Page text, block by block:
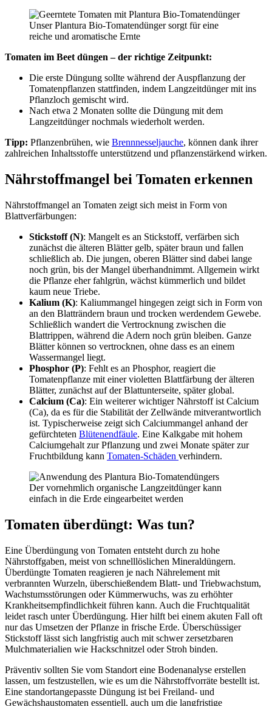
Unser Plantura Bio-Tomatendünger sorgt für eine
reiche und aromatische Ernte
Tomaten im Beet düngen – der richtige Zeitpunkt:
Die erste Düngung sollte während der Auspflanzung der
Tomatenpflanzen stattfinden, indem Langzeitdünger mit ins
Pflanzloch gemischt wird.
Nach etwa 2 Monaten sollte die Düngung mit dem
Langzeitdünger nochmals wiederholt werden.
Tipp: Pflanzenbrühen, wie Brennnesseljauche, können dank ihrer
zahlreichen Inhaltsstoffe unterstützend und pflanzenstärkend wirken.
Nährstoffmangel bei Tomaten erkennen
Nährstoffmangel an Tomaten zeigt sich meist in Form von
Blattverfärbungen:
Stickstoff (N): Mangelt es an Stickstoff, verfärben sich
zunächst die älteren Blätter gelb, später braun und fallen
schließlich ab. Die jungen, oberen Blätter sind dabei lange
noch grün, bis der Mangel überhandnimmt. Allgemein wirkt
die Pflanze eher fahlgrün, wächst kümmerlich und bildet
kaum neue Triebe.
Kalium (K): Kaliummangel hingegen zeigt sich in Form von
an den Blatträndern braun und trocken werdendem Gewebe.
Schließlich wandert die Vertrocknung zwischen die
Blattrippen, während die Adern noch grün bleiben. Ganze
Blätter können so vertrocknen, ohne dass es an einem
Wassermangel liegt.
Phosphor (P): Fehlt es an Phosphor, reagiert die
Tomatenpflanze mit einer violetten Blattfärbung der älteren
Blätter, zunächst auf der Blattunterseite, später global.
Calcium (Ca): Ein weiterer wichtiger Nährstoff ist Calcium
(Ca), da es für die Stabilität der Zellwände mitverantwortlich
ist. Typischerweise zeigt sich Calciummangel anhand der
gefürchteten Blütenendfäule. Eine Kalkgabe mit hohem
Calciumgehalt zur Pflanzung und zwei Monate später zur
Fruchtbildung kann Tomaten-Schäden verhindern.
Der vornehmlich organische Langzeitdünger kann
einfach in die Erde eingearbeitet werden
Tomaten überdüngt: Was tun?
Eine Überdüngung von Tomaten entsteht durch zu hohe
Nährstoffgaben, meist von schnelllöslichen Mineraldüngern.
Überdüngte Tomaten reagieren je nach Nährelement mit
verbrannten Wurzeln, überschießendem Blatt- und Triebwachstum,
Wachstumsstörungen oder Kümmerwuchs, was zu erhöhter
Krankheitsempfindlichkeit führen kann. Auch die Fruchtqualität
leidet rasch unter Überdüngung. Hier hilft bei einem akuten Fall oft
nur das Umsetzen der Pflanze in frische Erde. Überschüssiger
Stickstoff lässt sich langfristig auch mit schwer zersetzbaren
Mulchmaterialien wie Hackschnitzel oder Stroh binden.
Präventiv sollten Sie vom Standort eine Bodenanalyse erstellen
lassen, um festzustellen, wie es um die Nährstoffvorräte bestellt ist.
Eine standortangepasste Düngung ist bei Freiland- und
Gewächshaustomaten essentiell, auch um die langfristige